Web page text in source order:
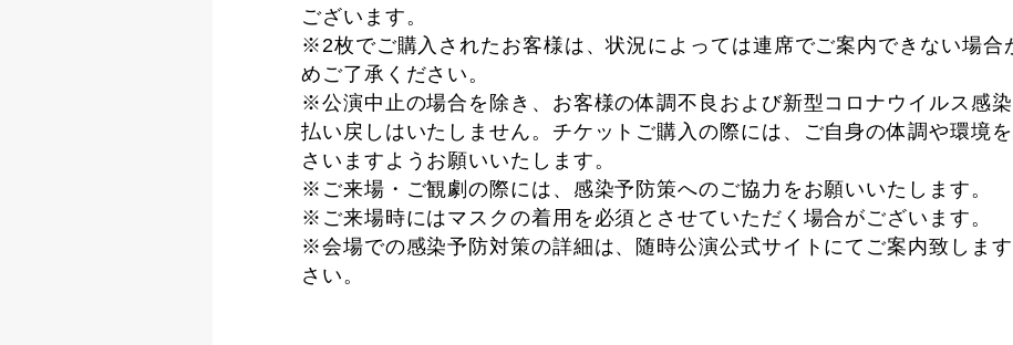
ございます。
※2枚でご購入されたお客様は、状況によっては連席でご案内できない場合
めご了承ください。
※公演中止の場合を除き、お客様の体調不良および新型コロナウイルス感
払い戻しはいたしません。チケットご購入の際には、ご自身の体調や環境
さいますようお願いいたします。
※ご来場・ご観劇の際には、感染予防策へのご協力をお願いいたします。
※ご来場時にはマスクの着用を必須とさせていただく場合がございます。
※会場での感染予防対策の詳細は、随時公演公式サイトにてご案内致しま
さい。